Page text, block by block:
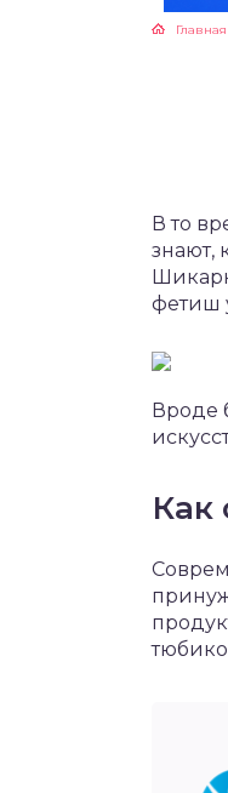
Главная
В то
знают,
фетиш
Вроде
Как